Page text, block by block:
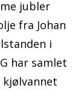
jubler
fra Johan
i
har samlet